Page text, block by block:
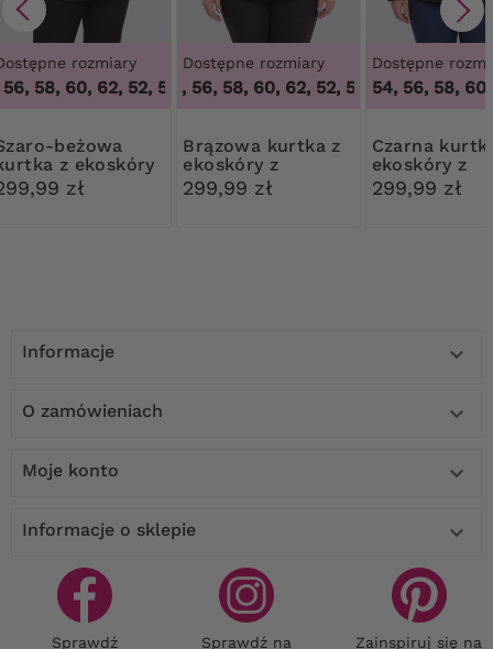
rozmiary
58, 60, 62,52, 54, 56, 58, 60, 62
z ekoskóry
kapturem
zł
Dostępne rozmiary
52, 54, 56, 58, 60, 62,52, 54, 56, 58, 60, 62
Brązowa kurtka z
ekoskóry z
kapturem
299,99 zł
Dostępne
54, 56, 58,
Czarna kurtka z
ekoskóry z
kapturem
299,99 zł
Informacje 
O zamówieniach 
Moje konto 
Informacje o sklepie 
Sprawdź Sprawdź na Zainspiruj się na